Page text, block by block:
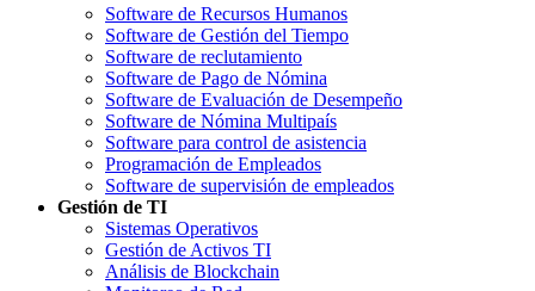
Software de Recursos Humanos
Software de Gestión del Tiempo
Software de reclutamiento
Software de Pago de Nómina
Software de Evaluación de Desempeño
Software de Nómina Multipaís
Software para control de asistencia
Programación de Empleados
Software de supervisión de empleados
Gestión de TI
Sistemas Operativos
Gestión de Activos TI
Análisis de Blockchain